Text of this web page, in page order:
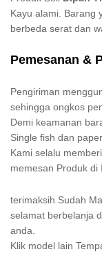
Kayu alami. Barang
berbeda serat dan
Pemesanan &
Pengiriman
sehingga ongkos
Demi keamanan
Single fish dan
Kami selalu
memesan Produk di
terimaksih Sudah
selamat berbelanja
anda.
Klik model lain